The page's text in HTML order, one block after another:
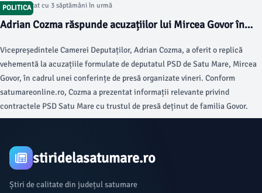
POLITICA
Articol postat cu 3 săptămâni în urmă
Adrian Cozma răspunde acuzațiilor lui Mircea Govor în
Vicepreședintele Camerei Deputaților, Adrian Cozma, a oferit o replică
vehementă la acuzațiile formulate de deputatul PSD de Satu Mare, Mircea
Govor, în cadrul unei conferințe de presă organizate vineri. Conform
satumareonline.ro, Cozma a prezentat informații relevante privind
contractele PSD Satu Mare cu trustul de presă deținut de familia Govor.
stiridelasatumare.ro
Știri de calitate din județul satumare